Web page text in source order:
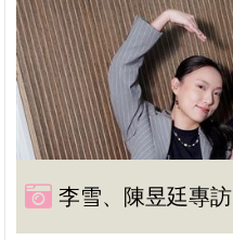
李雪、陳昱廷專訪